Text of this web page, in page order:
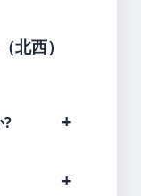
北西）
?